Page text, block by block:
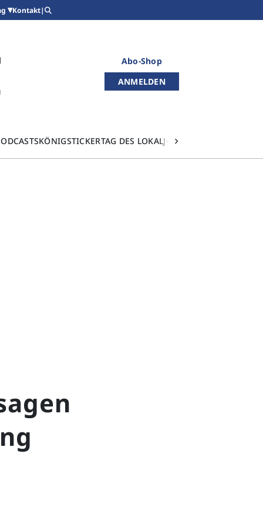
Kontakt|
Abo-Shop
ANMELDEN
KÖNIGSTICKERTAG DES LOKALJOURNALISMUS